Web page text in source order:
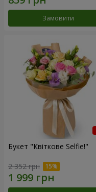
Замовити
Букет "Квіткове Selfie!"
2 352 грн